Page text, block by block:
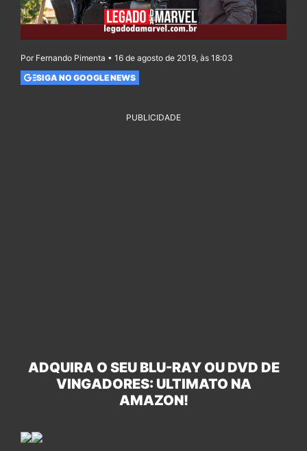
Por Fernando Pimenta • 16 de agosto de 2019, às 18:03
SIGA NO GOOGLE NEWS
PUBLICIDADE
ADQUIRA O SEU BLU-RAY OU DVD DE
VINGADORES: ULTIMATO NA
AMAZON!